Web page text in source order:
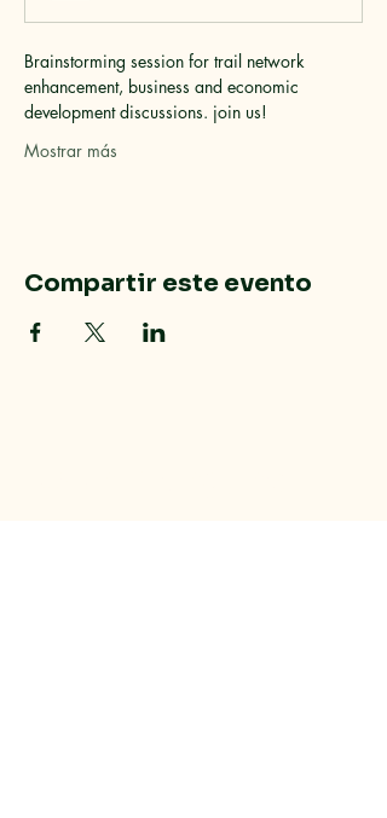
Brainstorming session for trail network
enhancement, business and economic
development discussions. join us!
Mostrar más
Compartir este evento